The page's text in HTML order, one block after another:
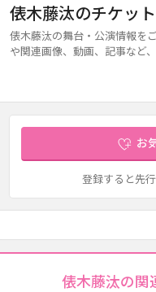
俵木藤汰のチケッ
俵木藤汰の舞台・公演情報を
や関連画像、動画、記事など
お
登録すると先
俵木藤汰の関